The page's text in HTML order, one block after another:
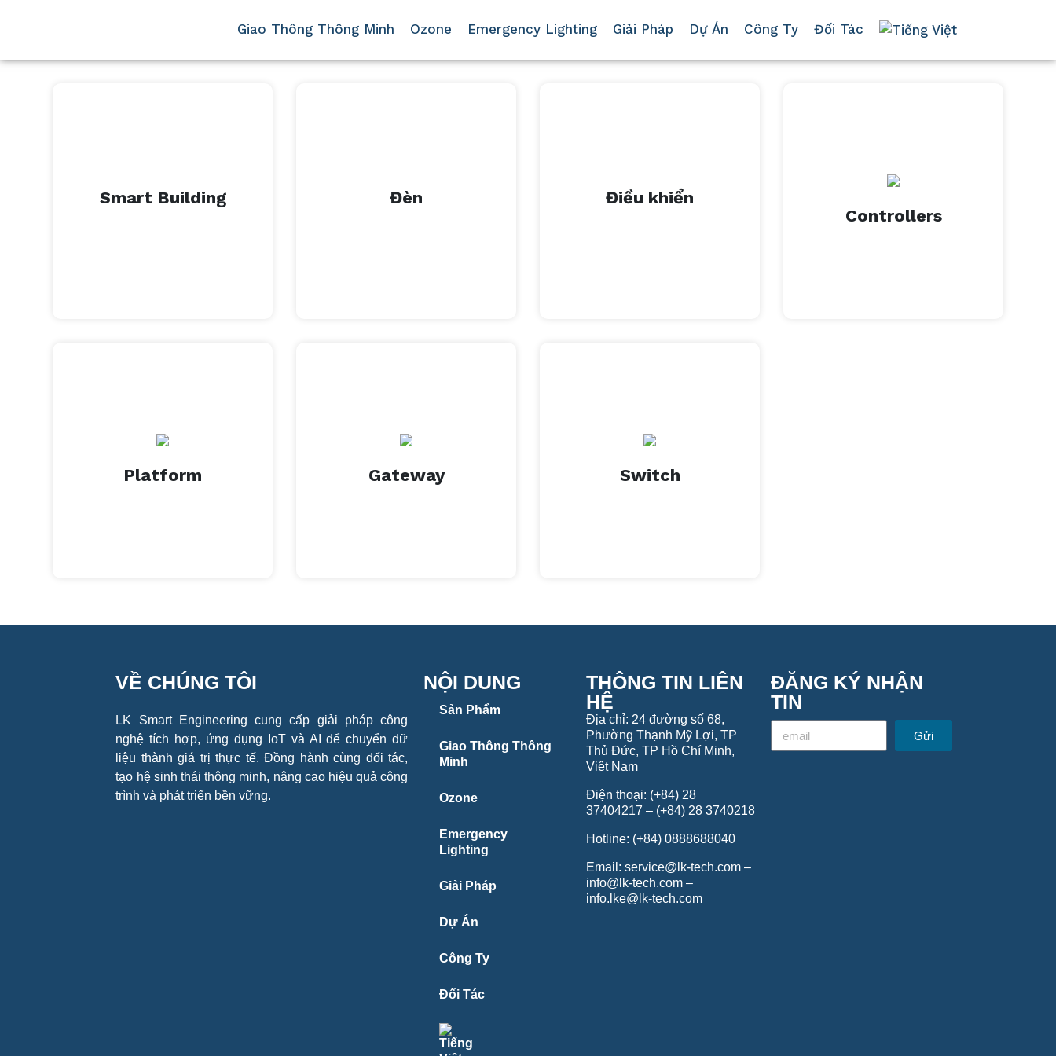
Giao Thông Thông Minh Ozone Emergency Lighting Giải Pháp Dự Án Công Ty Đối Tác
Smart Building
Đèn
Điều khiển
Controllers
XEM THÊM
Platform
XEM THÊM
Gateway
XEM THÊM
Switch
XEM THÊM
VỀ CHÚNG TÔI
LK Smart Engineering cung cấp giải pháp công
nghệ tích hợp, ứng dụng IoT và AI để chuyển dữ
liệu thành giá trị thực tế. Đồng hành cùng đối tác,
tạo hệ sinh thái thông minh, nâng cao hiệu quả công
trình và phát triển bền vững.
NỘI DUNG
Sản Phẩm
Giao Thông Thông
Minh
Ozone
Emergency
Lighting
Giải Pháp
Dự Án
Công Ty
Đối Tác
THÔNG TIN LIÊN
HỆ
Địa chỉ: 24 đường số 68,
Phường Thạnh Mỹ Lợi, TP
Thủ Đức, TP Hồ Chí Minh,
Việt Nam
Điện thoại: (+84) 28
37404217 – (+84) 28 3740218
Hotline: (+84) 0888688040
Email: service@lk-tech.com –
info@lk-tech.com –
info.lke@lk-tech.com
ĐĂNG KÝ NHẬN
TIN
Gửi